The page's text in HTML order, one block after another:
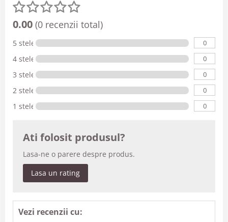
0.00 (0 recenzii total)
5 stele 0
4 stele 0
3 stele 0
2 stele 0
1 stele 0
Ati folosit produsul?
Lasa-ne o parere despre produs.
Lasa un rating
Vezi recenzii cu: